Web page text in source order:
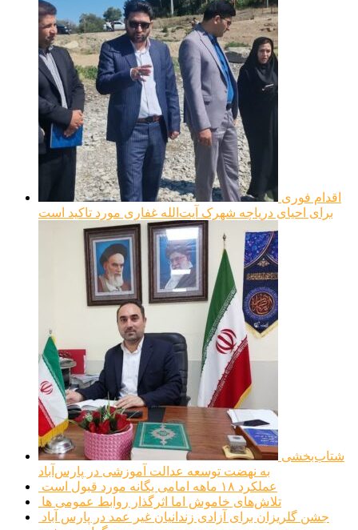
برای احیای دریاچه شهرک آیت‌الله غفاری مورد تاکید است
به نهضت توسعه عدالت آموزشی در پارس‌آباد
عملکرد ۱۸ ماهه امامی یگانه مورد قبول است
تلاش‌های خاموش اما اثرگذار روابط عمومی ها